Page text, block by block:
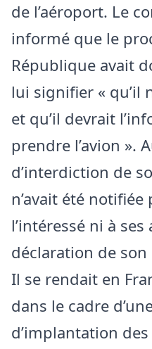
de l’aéroport. Le
informé que le
République avait
lui signifier « qu’il
et qu’il devrait
prendre l’avion ».
d’interdiction de
n’avait été
l’intéressé ni à
déclaration de
Il se rendait en
dans le cadre
d’implantation des